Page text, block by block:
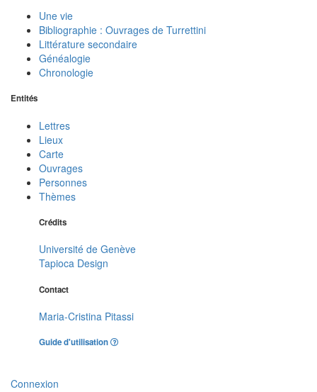
Une vie
Bibliographie : Ouvrages de Turrettini
Littérature secondaire
Généalogie
Chronologie
Entités
Lettres
Lieux
Carte
Ouvrages
Personnes
Thèmes
Crédits
Université de Genève
Tapioca Design
Contact
Maria-Cristina Pitassi
Guide d'utilisation
Connexion